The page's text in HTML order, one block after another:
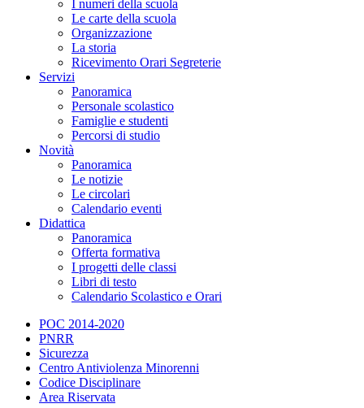
I numeri della scuola
Le carte della scuola
Organizzazione
La storia
Ricevimento Orari Segreterie
Servizi
Panoramica
Personale scolastico
Famiglie e studenti
Percorsi di studio
Novità
Panoramica
Le notizie
Le circolari
Calendario eventi
Didattica
Panoramica
Offerta formativa
I progetti delle classi
Libri di testo
Calendario Scolastico e Orari
POC 2014-2020
PNRR
Sicurezza
Centro Antiviolenza Minorenni
Codice Disciplinare
Area Riservata